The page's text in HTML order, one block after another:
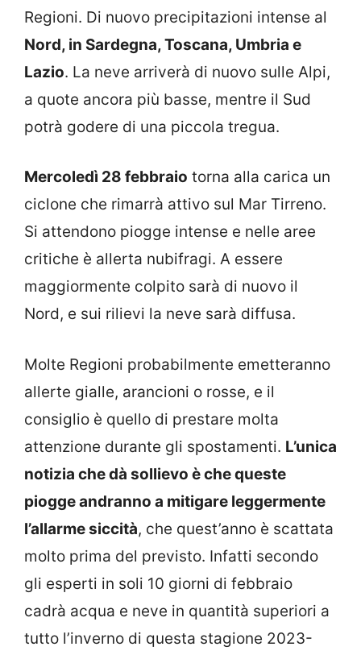
Regioni. Di nuovo precipitazioni intense al
Nord, in Sardegna, Toscana, Umbria e
Lazio. La neve arriverà di nuovo sulle Alpi,
a quote ancora più basse, mentre il Sud
potrà godere di una piccola tregua.
Mercoledì 28 febbraio torna alla carica un
ciclone che rimarrà attivo sul Mar Tirreno.
Si attendono piogge intense e nelle aree
critiche è allerta nubifragi. A essere
maggiormente colpito sarà di nuovo il
Nord, e sui rilievi la neve sarà diffusa.
Molte Regioni probabilmente emetteranno
allerte gialle, arancioni o rosse, e il
consiglio è quello di prestare molta
attenzione durante gli spostamenti. L’unica
notizia che dà sollievo è che queste
piogge andranno a mitigare leggermente
l’allarme siccità, che quest’anno è scattata
molto prima del previsto. Infatti secondo
gli esperti in soli 10 giorni di febbraio
cadrà acqua e neve in quantità superiori a
tutto l’inverno di questa stagione 2023-